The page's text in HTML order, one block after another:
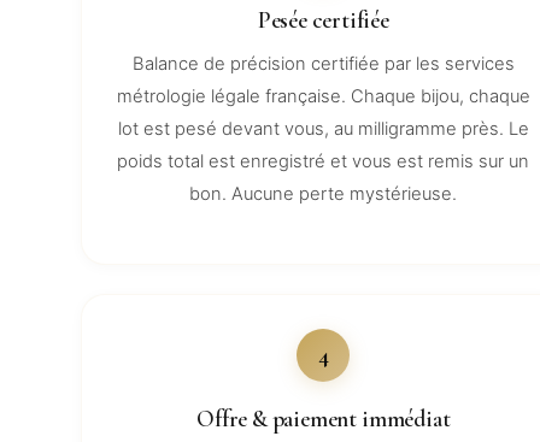
Pesée certifiée
Balance de précision certifiée par les services
métrologie légale française. Chaque bijou, chaque
lot est pesé devant vous, au milligramme près. Le
poids total est enregistré et vous est remis sur un
bon. Aucune perte mystérieuse.
4
Offre & paiement immédiat